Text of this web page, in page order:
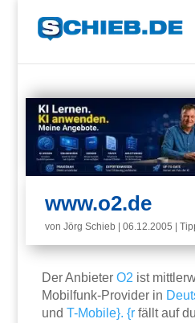
www.o2.de
vonJörg Schieb |06.12.2005 |
Der AnbieterO2 ist
Mobilfunk-Provider in
undT-Mobile}. {r fällt auf